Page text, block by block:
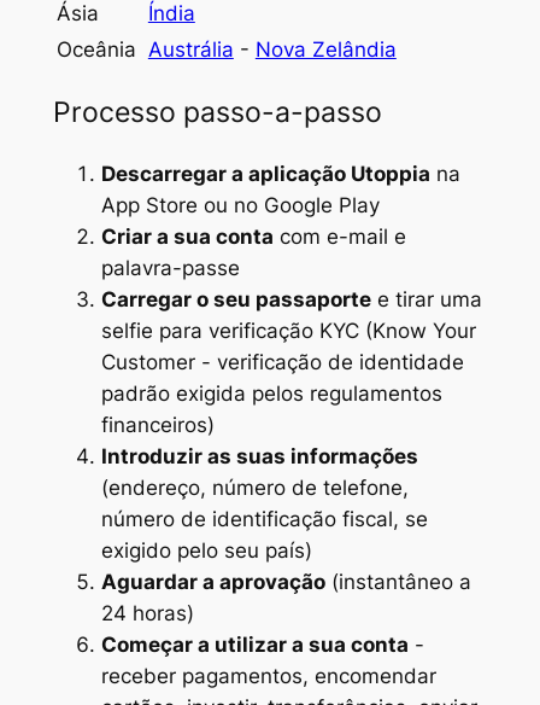
Ásia
Índia
Oceânia Austrália - Nova Zelândia
Processo passo-a-passo
Descarregar a aplicação Utoppia na
App Store ou no Google Play
Criar a sua conta com e-mail e
palavra-passe
Carregar o seu passaportee tirar uma
selfie para verificação KYC (Know Your
Customer - verificação de identidade
padrão exigida pelos regulamentos
financeiros)
Introduzir as suas informações
(endereço, número de telefone,
número de identificação fiscal, se
exigido pelo seu país)
Aguardar a aprovação(instantâneo a
24 horas)
Começar a utilizar a sua conta -
receber pagamentos, encomendar